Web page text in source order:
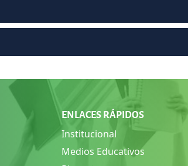
ENLACES RÁPIDOS
Institucional
Medios Educativos